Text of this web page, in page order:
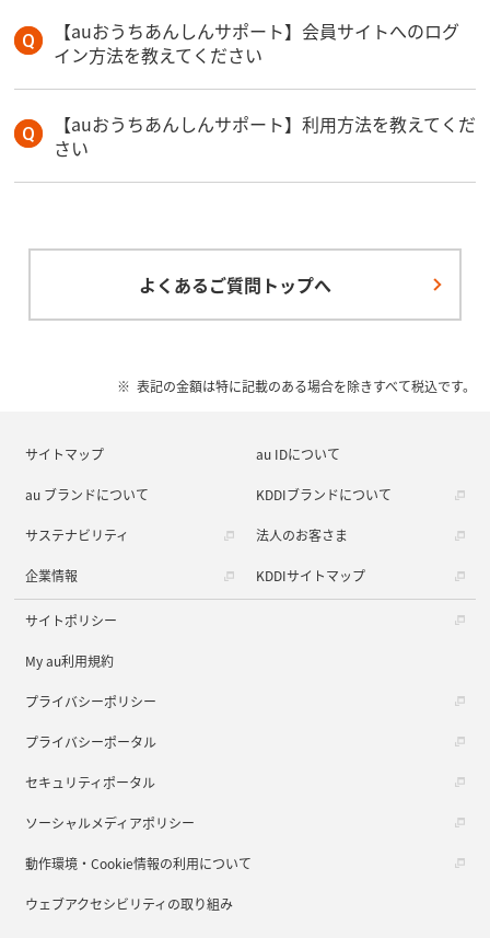
【auおうちあんしんサポート】会員サイトへのログ
イン方法を教えてください
【auおうちあんしんサポート】利用方法を教えてくだ
さい
よくあるご質問トップへ
表記の金額は特に記載のある場合を除きすべて税込です。
サイトマップ au IDについて
au ブランドについて KDDIブランドについて
サステナビリティ 法人のお客さま
企業情報 KDDIサイトマップ
サイトポリシー
My au利用規約
プライバシーポリシー
プライバシーポータル
セキュリティポータル
ソーシャルメディアポリシー
動作環境・Cookie情報の利用について
ウェブアクセシビリティの取り組み